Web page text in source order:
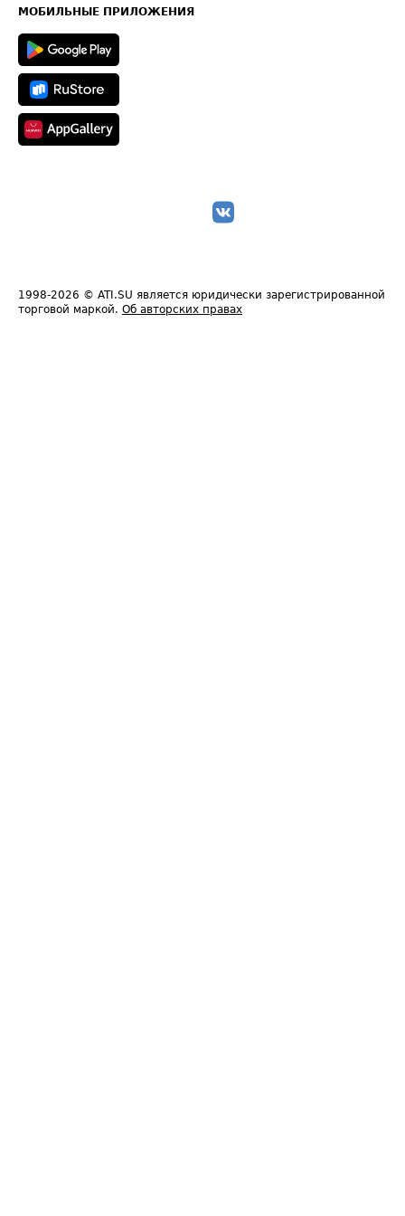
Техническая информация
МОБИЛЬНЫЕ ПРИЛОЖЕНИЯ
1998-2026 © ATI.SU является юридически зарегистрированной
торговой маркой. Об авторских правах